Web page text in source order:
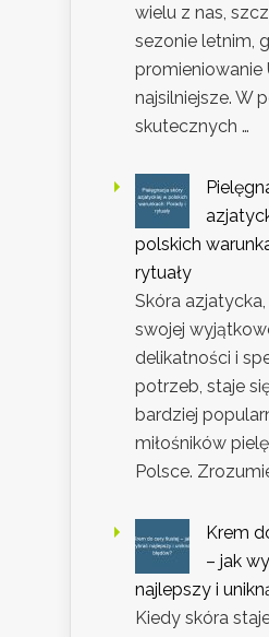
wielu z nas,
sezonie letnim,
promieniowanie
najsilniejsze. W
skutecznych …
polskich
rytuały
Skóra
swojej
delikatności i
potrzeb, staje
bardziej
miłośników
Polsce.
Krem
– jak
najlepszy i
Kiedy skóra